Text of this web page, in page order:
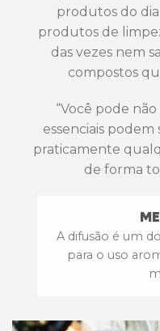
produtos do dia
produtos de
das vezes nem
compostos
“Você pode
essenciais
praticamente
de forma
A difusão é um
para o uso